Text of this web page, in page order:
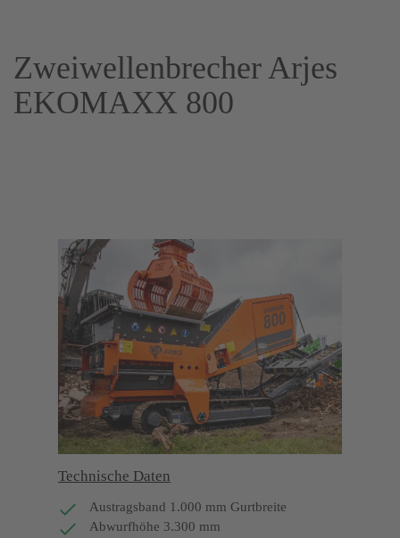
Zweiwellenbrecher Arjes
EKOMAXX 800
Technische Daten
Austragsband 1.000 mm Gurtbreite
Abwurfhöhe 3.300 mm